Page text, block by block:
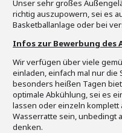
Unser sehr großes
richtig auszupowern, sei es
Basketballanlage oder bei
Infos zur Bewerbung des
Wir verfügen über viele
einladen, einfach mal nur die
besonders heißen Tagen
optimale Abkühlung, sei es
lassen oder einzeln komplett
Wasserratte sein, unbedingt
denken.